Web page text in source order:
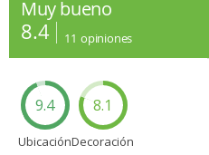
Muy bueno
8.4 11 opiniones
9.4
Ubicación
8.1
Decoración